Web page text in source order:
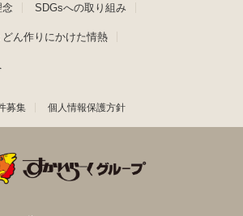
念 SDGsへの取り組み
どん作りにかけた情熱
募集 個人情報保護方針